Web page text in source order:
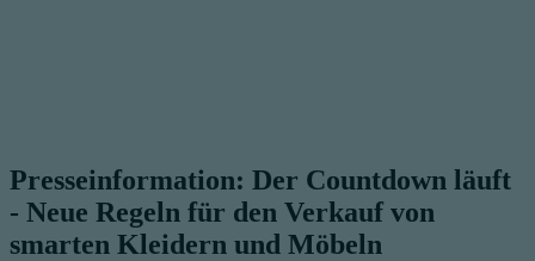
Presseinformation: Der Countdown läuft
- Neue Regeln für den Verkauf von
smarten Kleidern und Möbeln